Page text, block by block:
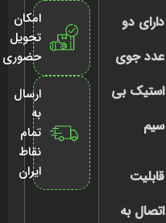
دارای دو
عدد جوی
استیک بی
سیم
قابلیت
اتصال به
امکان
تحویل
حضوری
ارسال
به
تمام
نقاط
ایران